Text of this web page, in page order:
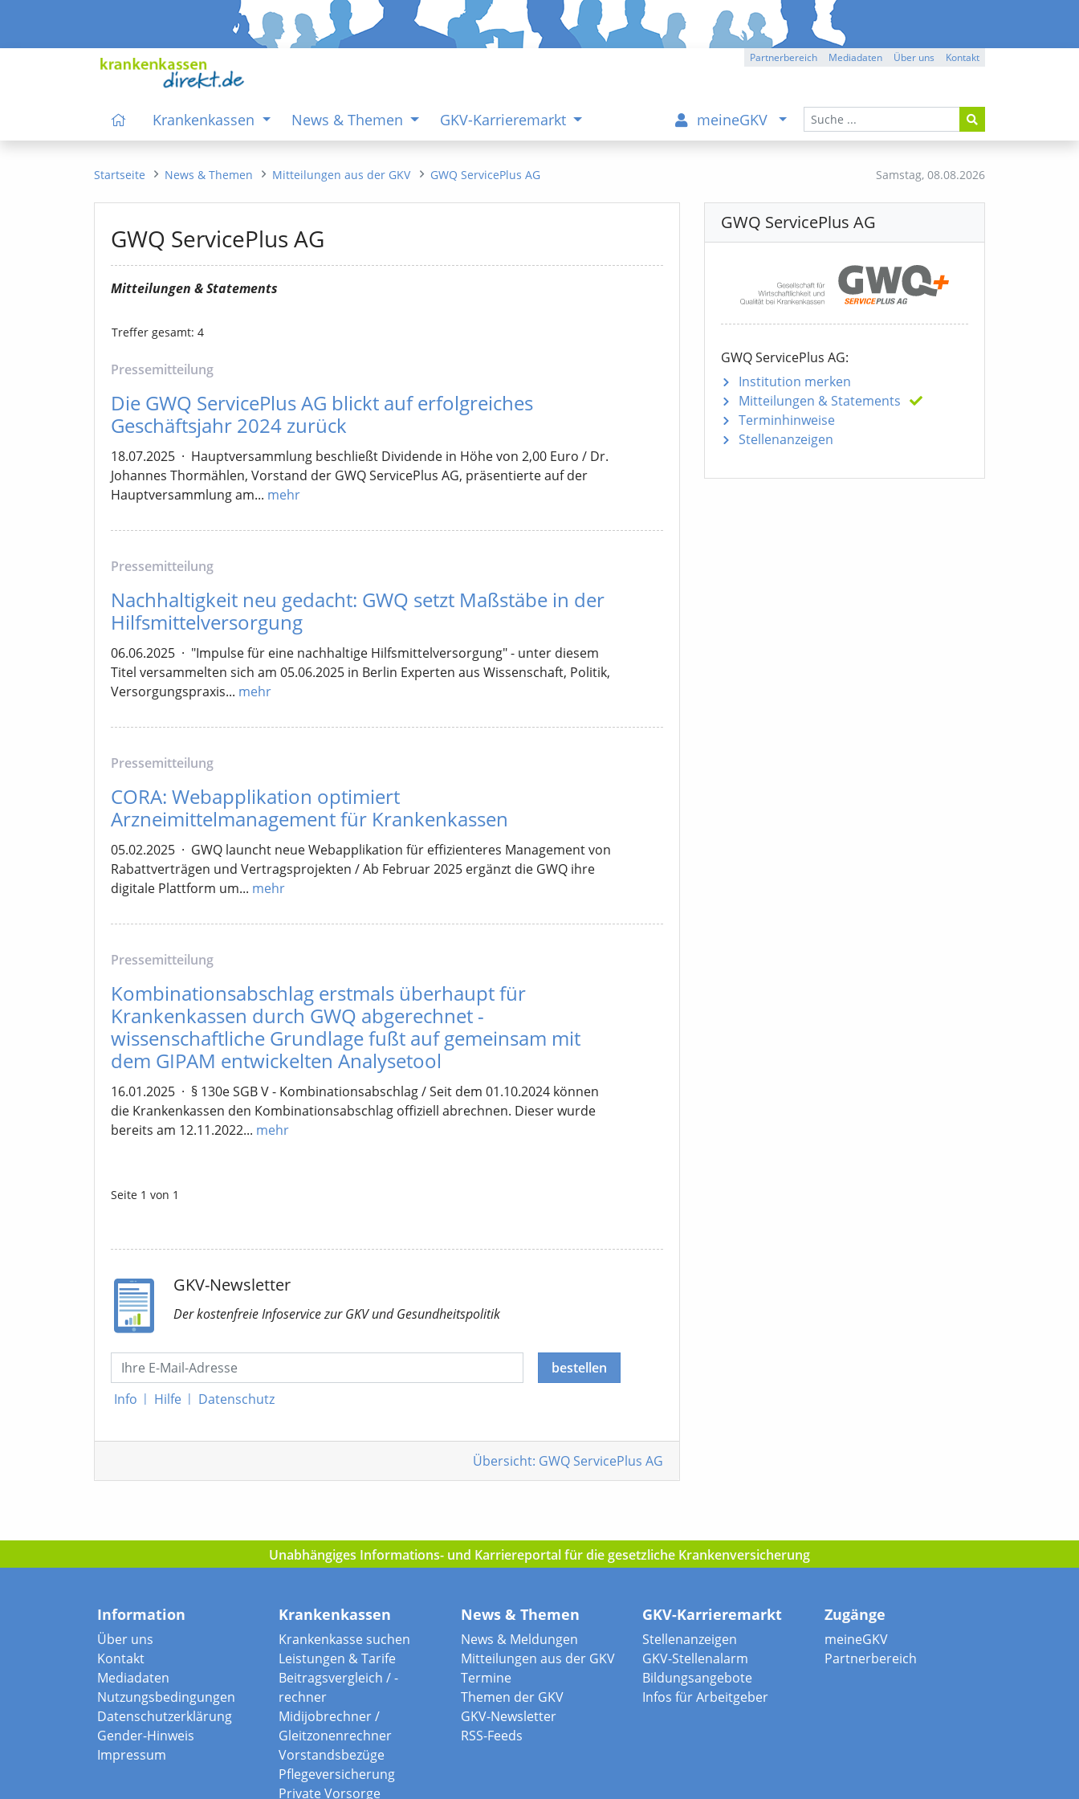
Partnerbereich Mediadaten Über uns Kontakt
Krankenkassen News & Themen GKV-Karrieremarkt meineGKV
Samstag, 08.08.2026
Startseite News & Themen Mitteilungen aus der GKV GWQ ServicePlus AG
GWQ ServicePlus AG
Mitteilungen & Statements
Treffer gesamt: 4
Pressemitteilung
Die GWQ ServicePlus AG blickt auf erfolgreiches
Geschäftsjahr 2024 zurück
18.07.2025 · Hauptversammlung beschließt Dividende in Höhe von 2,00 Euro / Dr.
Johannes Thormählen, Vorstand der GWQ ServicePlus AG, präsentierte auf der
Hauptversammlung am... mehr
Pressemitteilung
Nachhaltigkeit neu gedacht: GWQ setzt Maßstäbe in der
Hilfsmittelversorgung
06.06.2025 · "Impulse für eine nachhaltige Hilfsmittelversorgung" - unter diesem
Titel versammelten sich am 05.06.2025 in Berlin Experten aus Wissenschaft, Politik,
Versorgungspraxis... mehr
Pressemitteilung
CORA: Webapplikation optimiert
Arzneimittelmanagement für Krankenkassen
05.02.2025 · GWQ launcht neue Webapplikation für effizienteres Management von
Rabattverträgen und Vertragsprojekten / Ab Februar 2025 ergänzt die GWQ ihre
digitale Plattform um... mehr
Pressemitteilung
Kombinationsabschlag erstmals überhaupt für
Krankenkassen durch GWQ abgerechnet -
wissenschaftliche Grundlage fußt auf gemeinsam mit
dem GIPAM entwickelten Analysetool
16.01.2025 · § 130e SGB V - Kombinationsabschlag / Seit dem 01.10.2024 können
die Krankenkassen den Kombinationsabschlag offiziell abrechnen. Dieser wurde
bereits am 12.11.2022... mehr
Seite 1 von 1
GKV-Newsletter
Der kostenfreie Infoservicezur GKVund Gesundheitspolitik
Info | Hilfe | Datenschutz
bestellen
Übersicht: GWQ ServicePlus AG
GWQ ServicePlus AG
GWQ ServicePlus AG:
Institution merken
Mitteilungen & Statements
Terminhinweise
Stellenanzeigen
Unabhängiges Informations- und Karriereportal für die gesetzliche Krankenversicherung
Information
Über uns
Kontakt
Mediadaten
Nutzungsbedingungen
Datenschutzerklärung
Gender-Hinweis
Impressum
Krankenkassen
Krankenkasse suchen
Leistungen & Tarife
Beitragsvergleich / -
rechner
Midijobrechner /
Gleitzonenrechner
Vorstandsbezüge
Pflegeversicherung
Private Vorsorge
News & Themen
News & Meldungen
Mitteilungen aus der GKV
Termine
Themen der GKV
GKV-Newsletter
RSS-Feeds
GKV-Karrieremarkt
Stellenanzeigen
GKV-Stellenalarm
Bildungsangebote
Infos für Arbeitgeber
Zugänge
meineGKV
Partnerbereich